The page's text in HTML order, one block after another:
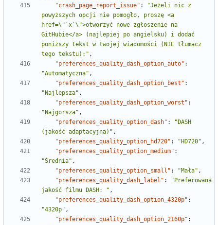
"crash_page_report_issue" :
"Jeżeli nic z
powyższych opcji nie pomogło, proszę <a
href=\"`x`\">otworzyć nowe zgłoszenie na
GitHubie</a> (najlepiej po angielsku) i dodać
poniższy tekst w twojej wiadomości (NIE tłumacz
tego tekstu):" ,
"preferences_quality_dash_option_auto" :
"Automatyczna" ,
"preferences_quality_dash_option_best" :
"Najlepsza" ,
"preferences_quality_dash_option_worst" :
"Najgorsza" ,
"preferences_quality_option_dash" :
"DASH
(jakość adaptacyjna)" ,
"preferences_quality_option_hd720" : "HD720" ,
"preferences_quality_option_medium" :
"Średnia" ,
"preferences_quality_option_small" : "Mała" ,
"preferences_quality_dash_label" :
"Preferowana
jakość filmu DASH: " ,
"preferences_quality_dash_option_4320p" :
"4320p" ,
"preferences_quality_dash_option_2160p" :